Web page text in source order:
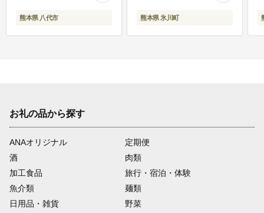
熊本県 八代市 熊本県 氷川町
お礼の品から探す
ANAオリジナル
定期便
酒
肉類
加工食品
旅行・宿泊・体験
魚介類
麺類
日用品・雑貨
野菜